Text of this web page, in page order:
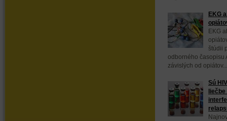
EKG
EKG
štúdii
odborného časopisu
závislých od opiátov...
Sú